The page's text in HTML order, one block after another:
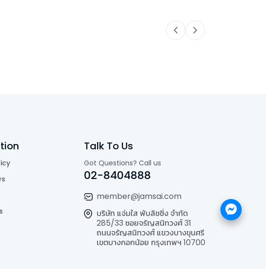
Talk To Us
Got Questions? Call us
02-8404888
member@jamsai.com
บริษัท แจ่มใส พับลิชชิ่ง จำกัด
285/33 ซอยจรัญสนิทวงศ์ 31
ถนนจรัญสนิทวงศ์ แขวงบางขุนศรี
เขตบางกอกน้อย กรุงเทพฯ 10700